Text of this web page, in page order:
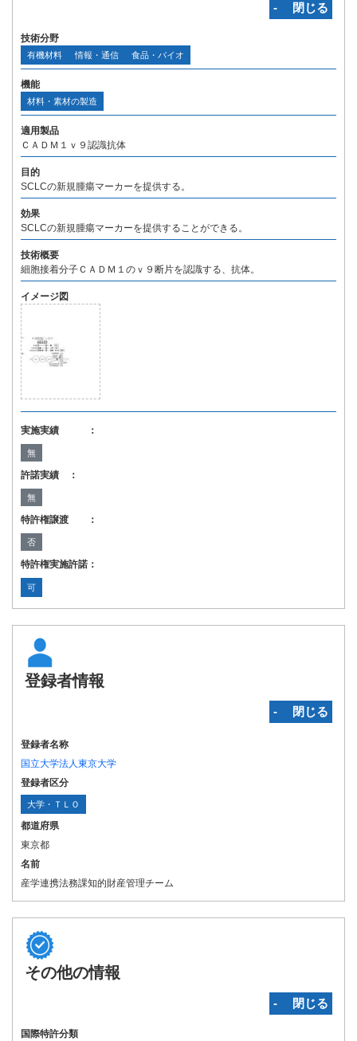
‐ 閉じる
技術分野
有機材料 情報・通信 食品・バイオ
機能
材料・素材の製造
適用製品
ＣＡＤＭ１ｖ９認識抗体
目的
SCLCの新規腫瘍マーカーを提供する。
効果
SCLCの新規腫瘍マーカーを提供することができる。
技術概要
細胞接着分子ＣＡＤＭ１のｖ９断片を認識する、抗体。
イメージ図
実施実績 ：
無
許諾実績 ：
無
特許権譲渡 ：
否
特許権実施許諾：
可
登録者情報
‐ 閉じる
登録者名称
国立大学法人東京大学
登録者区分
大学・ＴＬＯ
都道府県
東京都
名前
産学連携法務課知的財産管理チーム
その他の情報
‐ 閉じる
国際特許分類